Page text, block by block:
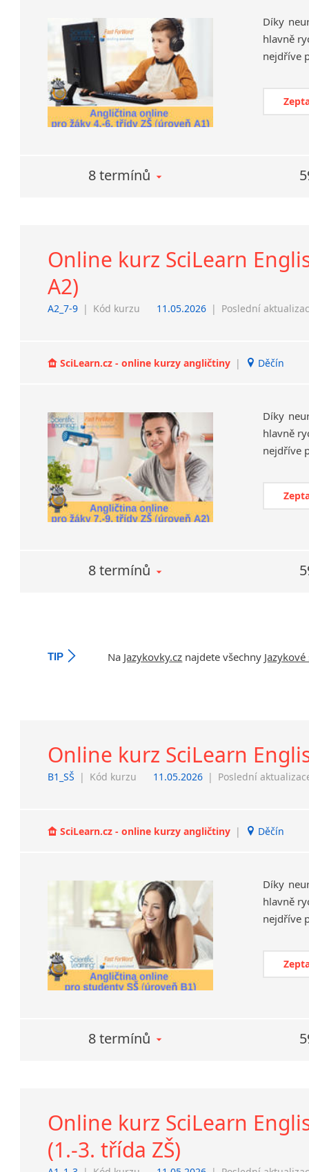
Díky
hlavně
8 termínů
Online kurz SciLearn
A2)
A2_7-9 | Kód kurzu 11.05.2026 | Poslední
SciLearn.cz - online kurzy angličtiny | Děčín
Díky
hlavně
8 termínů
TIP Na Jazykovky.cz najdete všechny
Online kurz SciLearn
B1_SŠ | Kód kurzu 11.05.2026 | Poslední
SciLearn.cz - online kurzy angličtiny | Děčín
Díky
hlavně
8 termínů
Online kurz SciLearn
(1.-3. třída ZŠ)